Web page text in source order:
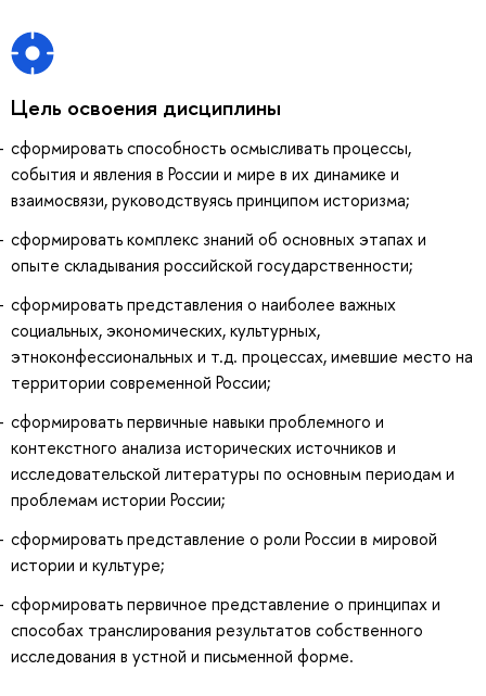
Цель освоения дисциплины
сформировать способность осмысливать процессы,
события и явления в России и мире в их динамике и
взаимосвязи, руководствуясь принципом историзма;
сформировать комплекс знаний об основных этапах и
опыте складывания российской государственности;
сформировать представления о наиболее важных
социальных, экономических, культурных,
этноконфессиональных и т.д. процессах, имевшие место на
территории современной России;
сформировать первичные навыки проблемного и
контекстного анализа исторических источников и
исследовательской литературы по основным периодам и
проблемам истории России;
сформировать представление о роли России в мировой
истории и культуре;
сформировать первичное представление о принципах и
способах транслирования результатов собственного
исследования в устной и письменной форме.